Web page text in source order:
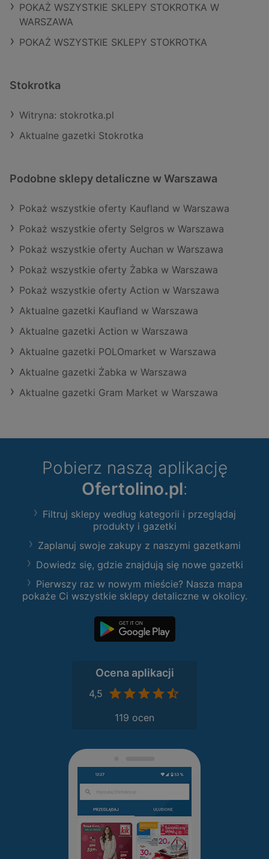
POKAŻ WSZYSTKIE SKLEPY STOKROTKA W
WARSZAWA
POKAŻ WSZYSTKIE SKLEPY STOKROTKA
Stokrotka
Witryna: stokrotka.pl
Aktualne gazetki Stokrotka
Podobne sklepy detaliczne w Warszawa
Pokaż wszystkie oferty Kaufland w Warszawa
Pokaż wszystkie oferty Selgros w Warszawa
Pokaż wszystkie oferty Auchan w Warszawa
Pokaż wszystkie oferty Żabka w Warszawa
Pokaż wszystkie oferty Action w Warszawa
Aktualne gazetki Kaufland w Warszawa
Aktualne gazetki Action w Warszawa
Aktualne gazetki POLOmarket w Warszawa
Aktualne gazetki Żabka w Warszawa
Aktualne gazetki Gram Market w Warszawa
Pobierz naszą aplikację
Ofertolino.pl:
Filtruj sklepy według kategorii i przeglądaj
produkty i gazetki
Zaplanuj swoje zakupy z naszymi gazetkami
Dowiedz się, gdzie znajdują się nowe gazetki
Pierwszy raz w nowym mieście? Nasza mapa
pokaże Ci wszystkie sklepy detaliczne w okolicy.
Ocena aplikacji
4,5
119 ocen